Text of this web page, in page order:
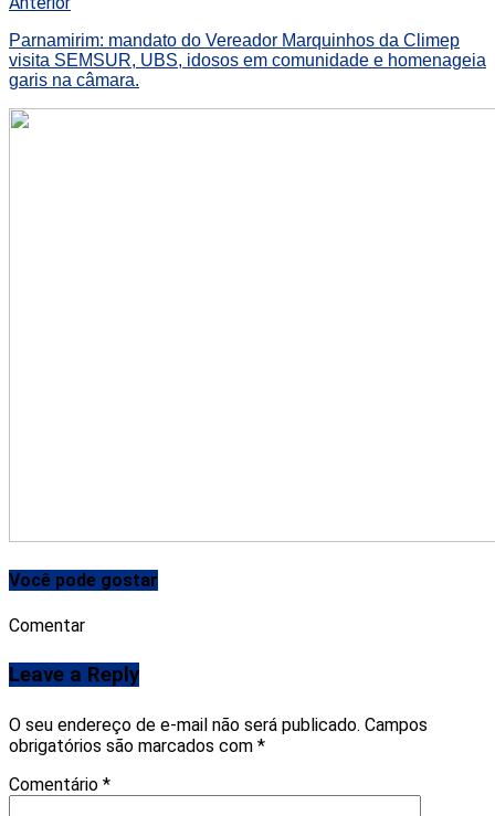
Parnamirim: mandato do Vereador Marquinhos da Climep
visita SEMSUR, UBS, idosos em comunidade e homenageia
garis na câmara.
Você pode gostar
Comentar
Leave a Reply
O seu endereço de e-mail não será publicado. Campos
obrigatórios são marcados com *
Comentário *